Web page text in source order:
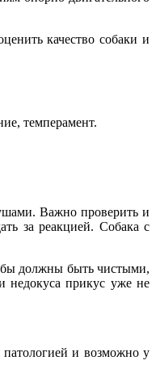
качество собаки и
темперамент.
Важно проверить и
за реакцией. Собака с
должны быть чистыми,
недокуса прикус уже не
патологией и возможно у